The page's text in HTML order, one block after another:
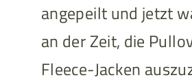
angepeilt und jetzt
an der Zeit, die
Fleece-Jacken